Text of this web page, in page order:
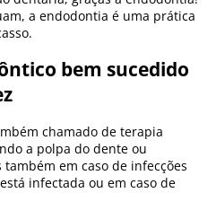
a endodontia é uma prática
bem sucedido
chamado de terapia
a polpa do dente ou
em caso de infecções
infectada ou em caso de